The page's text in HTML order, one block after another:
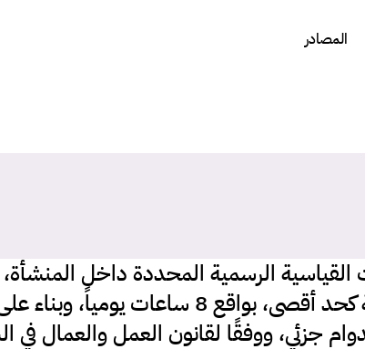
المصادر